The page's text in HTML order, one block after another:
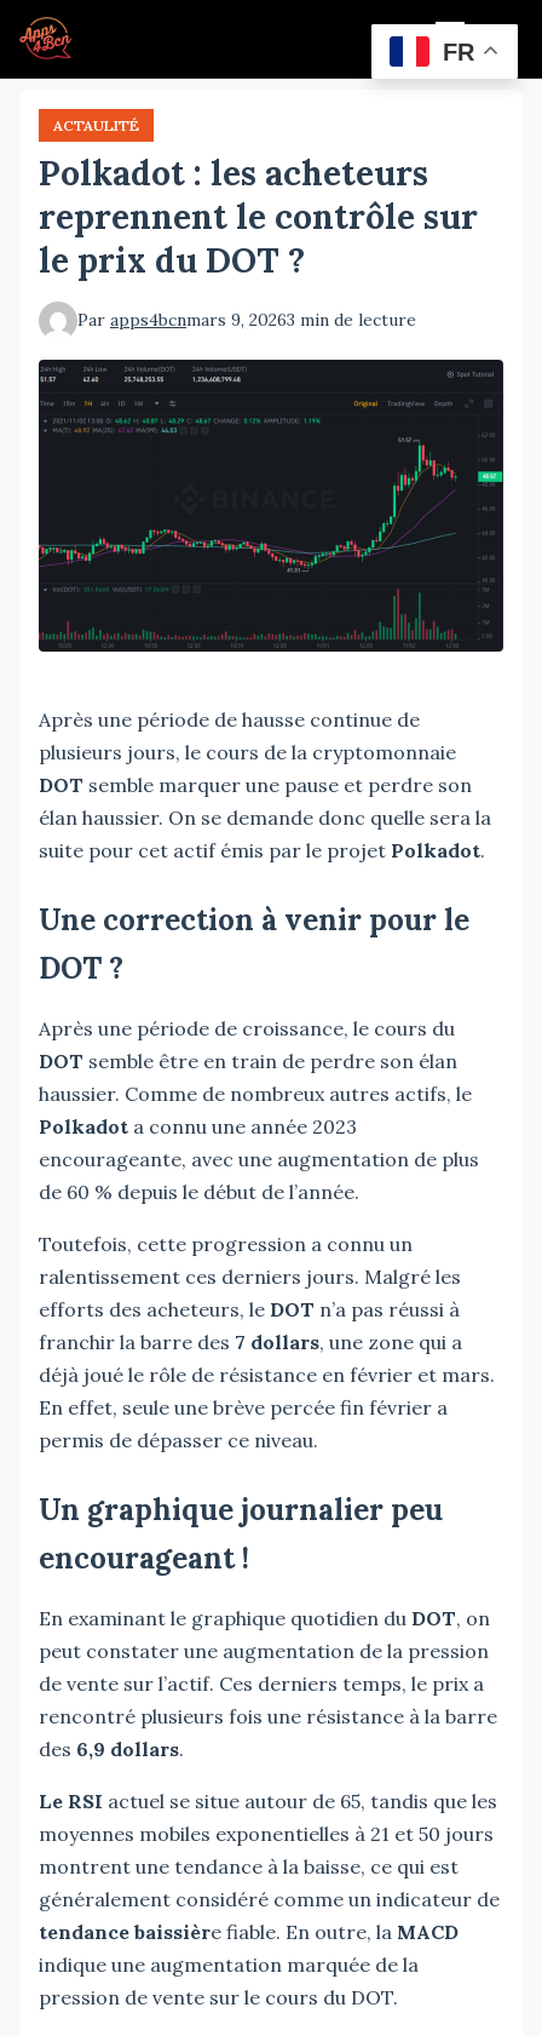
Aller
au
contenu
principal
ACTAULITÉ
Polkadot : les acheteurs
reprennent le contrôle sur
le prix du DOT ?
Par apps4bcnmars 9, 20263 min de lecture
Après une période de hausse continue de
plusieurs jours, le cours de la cryptomonnaie
DOT semble marquer une pause et perdre son
élan haussier. On se demande donc quelle sera la
suite pour cet actif émis par le projet Polkadot.
Une correction à venir pour le
DOT ?
Après une période de croissance, le cours du
DOT semble être en train de perdre son élan
haussier. Comme de nombreux autres actifs, le
Polkadot a connu une année 2023
encourageante, avec une augmentation de plus
de 60 % depuis le début de l’année.
Toutefois, cette progression a connu un
ralentissement ces derniers jours. Malgré les
efforts des acheteurs, le DOT n’a pas réussi à
franchir la barre des 7 dollars, une zone qui a
déjà joué le rôle de résistance en février et mars.
En effet, seule une brève percée fin février a
permis de dépasser ce niveau.
Un graphique journalier peu
encourageant !
En examinant le graphique quotidien du DOT, on
peut constater une augmentation de la pression
de vente sur l’actif. Ces derniers temps, le prix a
rencontré plusieurs fois une résistance à la barre
des 6,9 dollars.
Le RSI actuel se situe autour de 65, tandis que les
moyennes mobiles exponentielles à 21 et 50 jours
montrent une tendance à la baisse, ce qui est
généralement considéré comme un indicateur de
tendance baissière fiable. En outre, la MACD
indique une augmentation marquée de la
pression de vente sur le cours du DOT.
FR